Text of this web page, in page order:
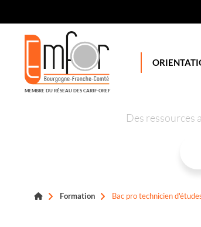
MEMBRE DU RÉSEAU DES CARIF-OREF
Des ressources
Formation Bac pro technicien